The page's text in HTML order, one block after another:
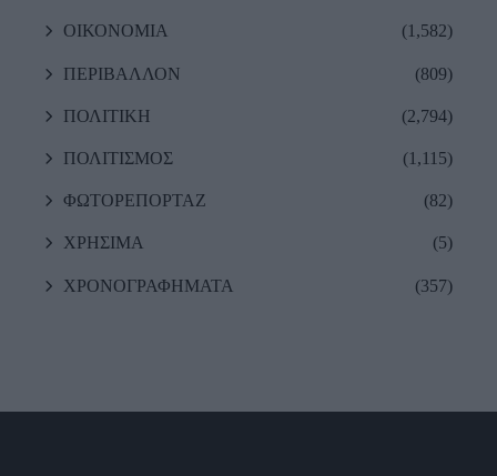
ΟΙΚΟΝΟΜΙΑ (1,582)
ΠΕΡΙΒΑΛΛΟΝ (809)
ΠΟΛΙΤΙΚΗ (2,794)
ΠΟΛΙΤΙΣΜΟΣ (1,115)
ΦΩΤΟΡΕΠΟΡΤΑΖ (82)
ΧΡΗΣΙΜΑ (5)
ΧΡΟΝΟΓΡΑΦΗΜΑΤΑ (357)